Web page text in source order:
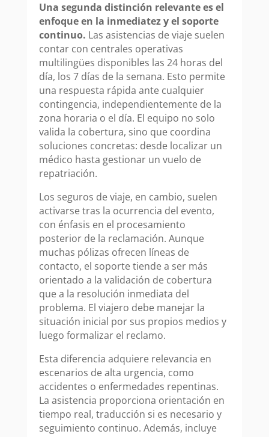
Una segunda distinción relevante es el
enfoque en la inmediatez y el soporte
continuo. Las asistencias de viaje suelen
contar con centrales operativas
multilingües disponibles las 24 horas del
día, los 7 días de la semana. Esto permite
una respuesta rápida ante cualquier
contingencia, independientemente de la
zona horaria o el día. El equipo no solo
valida la cobertura, sino que coordina
soluciones concretas: desde localizar un
médico hasta gestionar un vuelo de
repatriación.
Los seguros de viaje, en cambio, suelen
activarse tras la ocurrencia del evento,
con énfasis en el procesamiento
posterior de la reclamación. Aunque
muchas pólizas ofrecen líneas de
contacto, el soporte tiende a ser más
orientado a la validación de cobertura
que a la resolución inmediata del
problema. El viajero debe manejar la
situación inicial por sus propios medios y
luego formalizar el reclamo.
Esta diferencia adquiere relevancia en
escenarios de alta urgencia, como
accidentes o enfermedades repentinas.
La asistencia proporciona orientación en
tiempo real, traducción si es necesario y
seguimiento continuo. Además, incluye